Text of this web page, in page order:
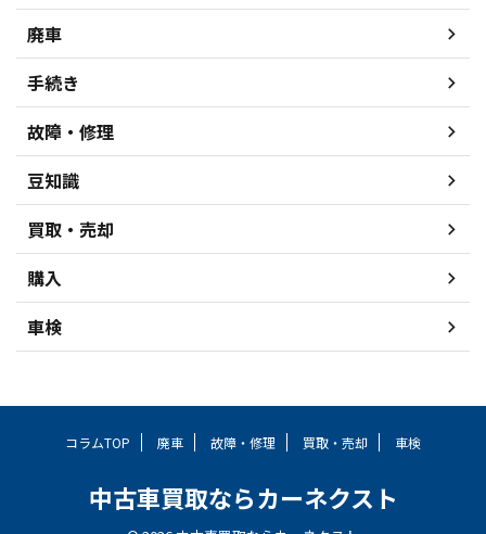
廃車
手続き
故障・修理
豆知識
買取・売却
購入
車検
コラムTOP 廃車 故障・修理 買取・売却 車検
中古車買取ならカーネクスト